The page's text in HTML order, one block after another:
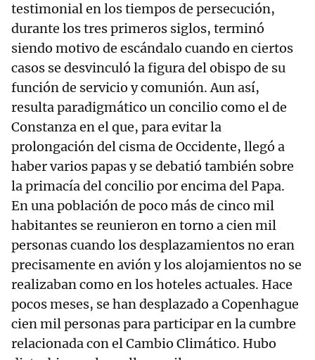
testimonial en los tiempos de persecución,
durante los tres primeros siglos, terminó
siendo motivo de escándalo cuando en ciertos
casos se desvinculó la figura del obispo de su
función de servicio y comunión. Aun así,
resulta paradigmático un concilio como el de
Constanza en el que, para evitar la
prolongación del cisma de Occidente, llegó a
haber varios papas y se debatió también sobre
la primacía del concilio por encima del Papa.
En una población de poco más de cinco mil
habitantes se reunieron en torno a cien mil
personas cuando los desplazamientos no eran
precisamente en avión y los alojamientos no se
realizaban como en los hoteles actuales. Hace
pocos meses, se han desplazado a Copenhague
cien mil personas para participar en la cumbre
relacionada con el Cambio Climático. Hubo